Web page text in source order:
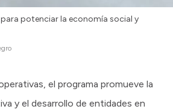
potenciar la economía social y
el programa promueve la
y el desarrollo de entidades en